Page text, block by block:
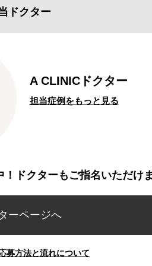
ドクター
A CLINICドクター
担当症例をもっと見る
ドクターもご指名いただけ
ーページへ
募方法と流れについて